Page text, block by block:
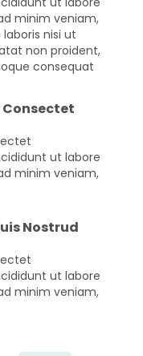
minim veniam,
nisi ut
non proident,
consequat
Consectet
ut labore
minim veniam,
Nostrud
ut labore
minim veniam,